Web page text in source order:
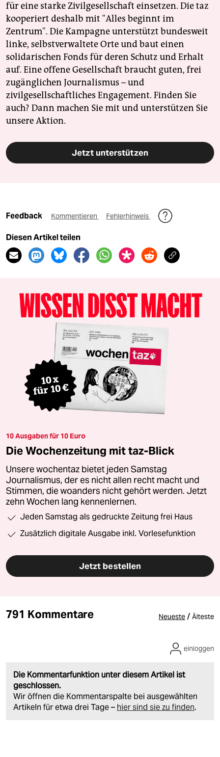
für eine starke Zivilgesellschaft einsetzen. Die taz
kooperiert deshalb mit "Alles beginnt im
Zentrum". Die Kampagne unterstützt bundesweit
linke, selbstverwaltete Orte und baut einen
solidarischen Fonds für deren Schutz und Erhalt
auf. Eine offene Gesellschaft braucht guten, frei
zugänglichen Journalismus – und
zivilgesellschaftliches Engagement. Finden Sie
auch? Dann machen Sie mit und unterstützen Sie
unsere Aktion.
Jetzt unterstützen
Feedback Kommentieren Fehlerhinweis
Diesen Artikel teilen
10 Ausgaben für 10 Euro
Die Wochenzeitung mit taz-Blick
Unsere wochentaz bietet jeden Samstag
Journalismus, der es nicht allen recht macht und
Stimmen, die woanders nicht gehört werden. Jetzt
zehn Wochen lang kennenlernen.
Jeden Samstag als gedruckte Zeitung frei Haus
Zusätzlich digitale Ausgabe inkl. Vorlesefunktion
Jetzt bestellen
791 Kommentare Neueste / Älteste
Die Kommentarfunktion unter diesem Artikel ist
geschlossen.
Wir öffnen die Kommentarspalte bei ausgewählten
Artikeln für etwa drei Tage – hier sind sie zu finden.
einloggen